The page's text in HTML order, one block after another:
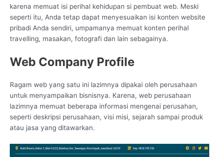
karena memuat isi perihal kehidupan si pembuat web. Meski
seperti itu, Anda tetap dapat menyesuaikan isi konten website
pribadi Anda sendiri, umpamanya memuat konten perihal
travelling, masakan, fotografi dan lain sebagainya.
Web Company Profile
Ragam web yang satu ini lazimnya dipakai oleh perusahaan
untuk menyampaikan bisnisnya. Karena, web perusahaan
lazimnya memuat beberapa informasi mengenai perusahan,
seperti deskripsi perusahaan, visi misi, sejarah sampai produk
atau jasa yang ditawarkan.